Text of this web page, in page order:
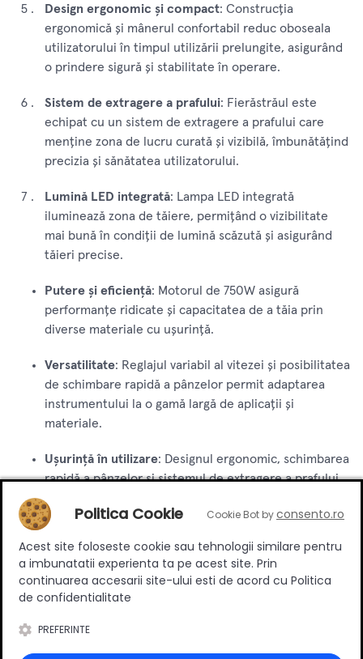
Design ergonomic și compact: Construcția
ergonomică și mânerul confortabil reduc oboseala
utilizatorului în timpul utilizării prelungite, asigurând
o prindere sigură și stabilitate în operare.
Sistem de extragere a prafului: Fierăstrăul este
echipat cu un sistem de extragere a prafului care
menține zona de lucru curată și vizibilă, îmbunătățind
precizia și sănătatea utilizatorului.
Lumină LED integrată: Lampa LED integrată
iluminează zona de tăiere, permițând o vizibilitate
mai bună în condiții de lumină scăzută și asigurând
tăieri precise.
Putere și eficiență: Motorul de 750W asigură
performanțe ridicate și capacitatea de a tăia prin
diverse materiale cu ușurință.
Versatilitate: Reglajul variabil al vitezei și posibilitatea
de schimbare rapidă a pânzelor permit adaptarea
instrumentului la o gamă largă de aplicații și
materiale.
Ușurință în utilizare: Designul ergonomic, schimbarea
rapidă a pânzelor și sistemul de extragere a prafului
utilizat.
Durabilitate: Construcția robustă și materialele de
înaltă calitate asigură o durabilitate extinsă și
performanțe fiabile pe termen lung.
Fierăstrăul sabie Total 750W 220V este alegerea perfectă
Politica Cookie Cookie Bot byconsento.ro
Acest site foloseste cookie sau tehnologii similare pentru
a imbunatatii experienta ta pe acest site. Prin
continuarea accesarii site-ului esti de acord cu Politica
de confidentialitate
PREFERINTE